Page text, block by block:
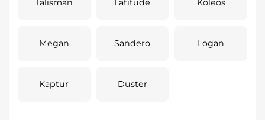
Talisman Latitude Koleos
Megan Sandero Logan
Kaptur Duster